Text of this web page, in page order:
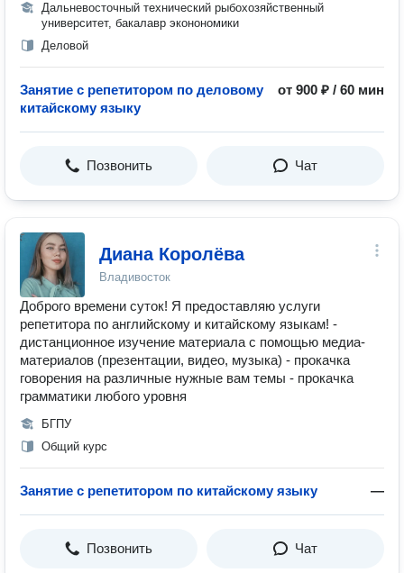
Дальневосточный технический рыбохозяйственный
университет, бакалавр эконономики
Деловой
Занятие с репетитором по деловому
китайскому языку
от 900 ₽ / 60 мин
Позвонить Чат
Диана Королёва
Владивосток
Доброго времени суток! Я предоставляю услуги
репетитора по английскому и китайскому языкам! -
дистанционное изучение материала с помощью медиа-
материалов (презентации, видео, музыка) - прокачка
говорения на различные нужные вам темы - прокачка
грамматики любого уровня
БГПУ
Общий курс
Занятие с репетитором по китайскому языку —
Позвонить Чат